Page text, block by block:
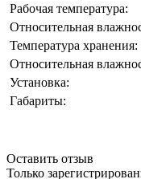
Рабочая температура:
Относительная
Температура хранения:
Относительная
Установка:
Габариты:
Оставить отзыв
Только